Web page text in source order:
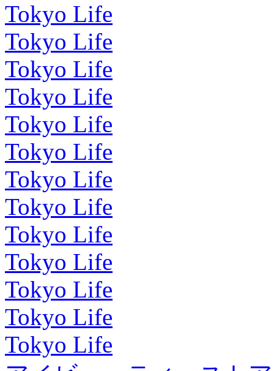
Tokyo Life
Tokyo Life
Tokyo Life
Tokyo Life
Tokyo Life
Tokyo Life
Tokyo Life
Tokyo Life
Tokyo Life
Tokyo Life
Tokyo Life
Tokyo Life
Tokyo Life